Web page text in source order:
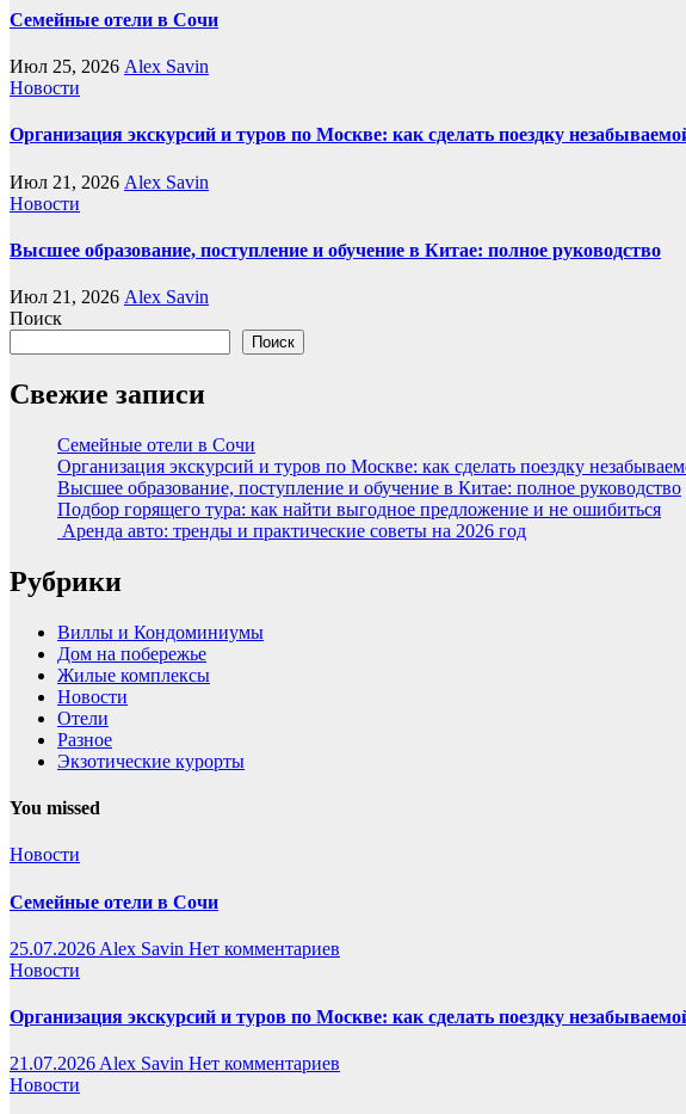
Семейные отели в Сочи
Июл 25, 2026 Alex Savin
Новости
Организация экскурсий и туров по Москве: как сделать поездку
Июл 21, 2026 Alex Savin
Новости
Высшее образование, поступление и обучение в Китае: полное руководство
Июл 21, 2026 Alex Savin
Поиск
Поиск
Свежие записи
Семейные отели в Сочи
Организация экскурсий и туров по Москве: как сделать поездку
Высшее образование, поступление и обучение в Китае: полное руководство
Подбор горящего тура: как найти выгодное предложение и не ошибиться
Аренда авто: тренды и практические советы на 2026 год
Рубрики
Виллы и Кондоминиумы
Дом на побережье
Жилые комплексы
Новости
Отели
Разное
Экзотические курорты
You missed
Новости
Семейные отели в Сочи
25.07.2026 Alex Savin Нет комментариев
Новости
Организация экскурсий и туров по Москве: как сделать поездку
21.07.2026 Alex Savin Нет комментариев
Новости